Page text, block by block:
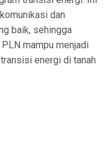
dan
baik, sehingga
mampu menjadi
energi di tanah